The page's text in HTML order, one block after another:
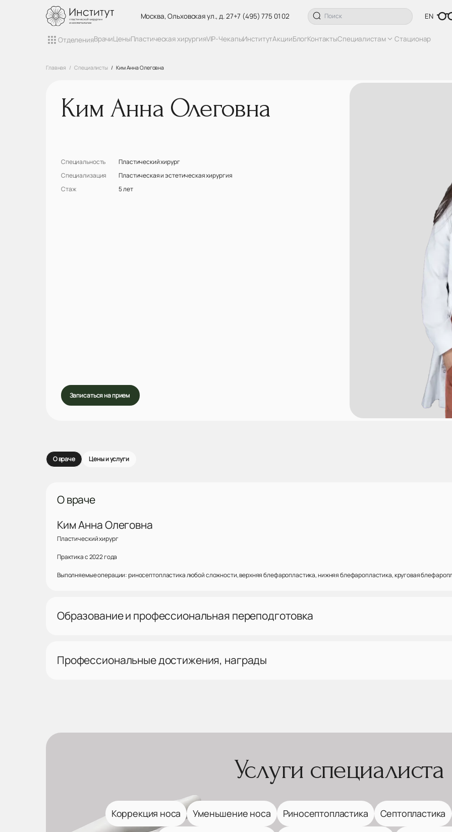
Москва, Ольховская ул., д. 27+7 (495) 775 01 02 EN
ОтделенияВрачиЦеныПластическая хирургияVIP-ЧекапыИнститутАкцииБлогКонтактыСпециалистам Стационар
Главная Специалисты Ким Анна Олеговна
Ким Анна Олеговна
Специальность
Пластический хирург
Специализация
Пластическая и эстетическая хирургия
Стаж
5 лет
Записаться на прием
О враче Цены и услуги
О враче
Ким Анна Олеговна
Пластический хирург
Практика с 2022 года
Выполняемые операции: риносептопластика любой сложности, верхняя блефаропластика, нижняя блефаропластика, круговая
Образование и профессиональная переподготовка
Профессиональные достижения, награды
Услуги специалиста
Коррекция носа Уменьшение носа Риносептопластика Септопластика